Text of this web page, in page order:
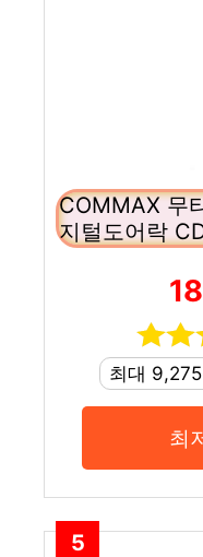
COMMAX 무
지털도어락
최대
최
5